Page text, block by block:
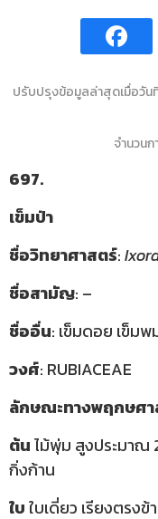
ปรับปรุงข้อมูลล่าสุดเมื่อวันที่
จำนวนก
697.
เข็มป่า
ชื่อวิทยาศาสตร์:
ชื่อสามัญ: –
ชื่ออื่น: เข็มดอย เข็มพ
วงศ์: RUBIACEAE
ลักษณะทางพฤกษศ
ต้นไม้พุ่ม สูงประมาณ
กิ่งก้าน
ใบใบเดี่ยว เรียงตรง